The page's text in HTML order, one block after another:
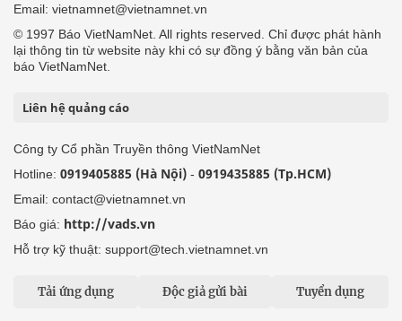
Email: vietnamnet@vietnamnet.vn
© 1997 Báo VietNamNet. All rights reserved. Chỉ được phát hành
lại thông tin từ website này khi có sự đồng ý bằng văn bản của
báo VietNamNet.
Liên hệ quảng cáo
Công ty Cổ phần Truyền thông VietNamNet
Hotline: 0919405885 (Hà Nội) - 0919435885 (Tp.HCM)
Email: contact@vietnamnet.vn
Báo giá: http://vads.vn
Hỗ trợ kỹ thuật: support@tech.vietnamnet.vn
Tải ứng dụng Độc giả gửi bài Tuyển dụng